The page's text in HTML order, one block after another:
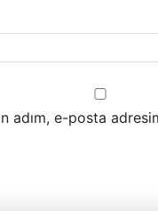
adım, e-posta